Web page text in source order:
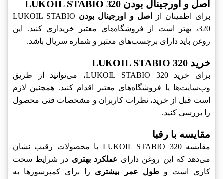
اصل و اورجینال بودن LUKOIL STABIO 320
برای اطمینان از اصل و اورجینال بودن LUKOIL STABIO
320، بهتر است از فروشگاه‌های معتبر خریداری کنید. این
روغن باید دارای برچسب‌های معتبر و شماره سریال باشد.
خرید LUKOIL STABIO 320
برای خرید LUKOIL STABIO 320، می‌توانید از طریق
وب‌سایت‌ها یا فروشگاه‌های معتبر اقدام کنید. همچنین لازم
است قبل از خرید، نظرات کاربران و مشخصات فنی محصول
را بررسی کنید.
مقایسه با رقبا
مقایسه LUKOIL STABIO 320 با محصولات رقیب نشان
می‌دهد که این روغن دارای عملکرد بهتری در شرایط سخت
کاری است وطول عمر بیشتری را برای کمپرسورها به